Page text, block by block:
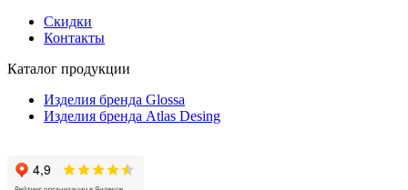
Скидки
Контакты
Каталог продукции
Изделия бренда Glossa
Изделия бренда Atlas Desing